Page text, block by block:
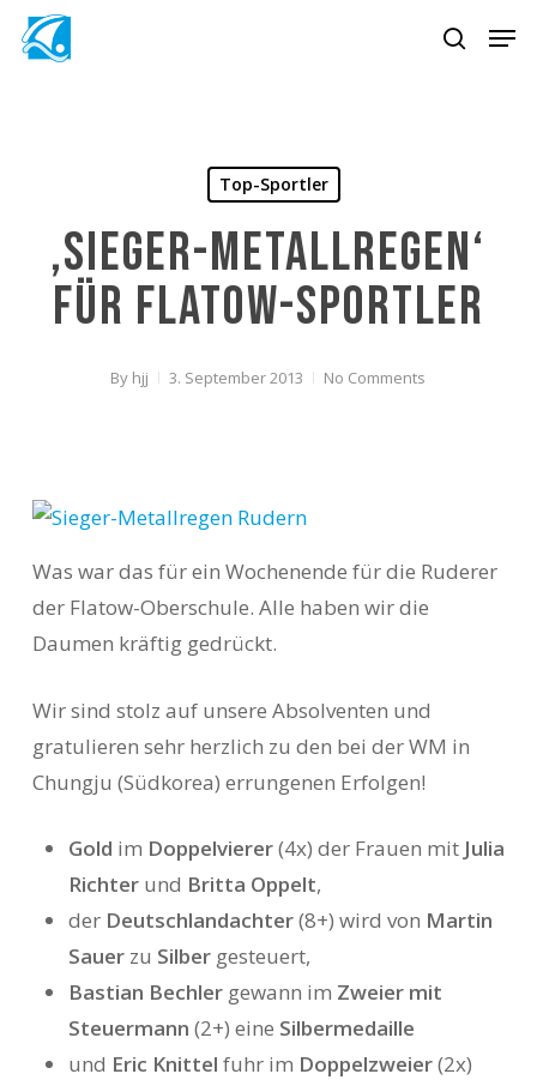
Skip
search
Top-Sportler
‚Sieger-Metallregen‘
für Flatow-Sportler
By hjj 3. September 2013 No Comments
Was war das für ein Wochenende für die Ruderer
der Flatow-Oberschule. Alle haben wir die
Daumen kräftig gedrückt.
Wir sind stolz auf unsere Absolventen und
gratulieren sehr herzlich zu den bei der WM in
Chungju (Südkorea) errungenen Erfolgen!
Gold im Doppelvierer(4x) der Frauen mit Julia
Richterund Britta Oppelt,
der Deutschlandachter(8+) wird von Martin
Sauerzu Silbergesteuert,
Bastian Bechlergewann im Zweier mit
Steuermann (2+) eine Silbermedaille
und Eric Knittel fuhr im Doppelzweier(2x)